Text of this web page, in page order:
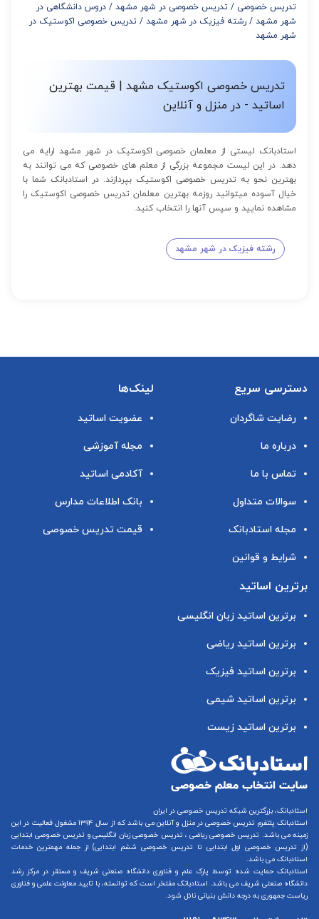
تدریس خصوصی / تدریس خصوصی در شهر مشهد / دروس دانشگاهی در
شهر مشهد / رشته فیزیک در شهر مشهد / تدریس خصوصی اکوستیک در
شهر مشهد
تدریس خصوصی اکوستیک مشهد | قیمت بهترین
اساتید - در منزل و آنلاین
استادبانک لیستی از معلمان خصوصی اکوستیک در شهر مشهد ارایه می
دهد. در این لیست مجموعه بزرگی از معلم های خصوصی که می توانند به
بهترین نحو به تدریس خصوصی اکوستیک بپردازند. در استادبانک شما با
خیال آسوده میتوانید روزمه بهترین معلمان تدریس خصوصی اکوستیک را
مشاهده نمایید و سپس آنها را انتخاب کنید.
رشته فیزیک در شهر مشهد
دسترسی سریع
رضایت شاگردان
درباره ما
تماس با ما
سوالات متداول
مجله استادبانک
شرایط و قوانین
لینک‌ها
عضویت اساتید
مجله آموزشی
آکادمی اساتید
بانک اطلاعات مدارس
قیمت تدریس خصوصی
برترین اساتید
برترین اساتید زبان انگلیسی
برترین اساتید ریاضی
برترین اساتید فیزیک
برترین اساتید شیمی
برترین اساتید زیست
استادبانک، بزرگترین شبکه تدریس خصوصی در ایران
استادبانک پلتفرم تدریس خصوصی در منزل و آنلاین
می باشد که از سال ۱۳۹۴ مشغول فعالیت در این
زمینه می باشد. تدریس خصوصی ریاضی ، تدریس خصوصی زبان انگلیسیو تدریس خصوصی ابتدایی
(از تدریس خصوصی اول ابتدایی تا تدریس خصوصی ششم ابتدایی) از جمله مهمترین خدمات
استادبانک می باشد.
استادبانک حمایت شده توسط پارک علم و فناوری دانشگاه صنعتی شریف و مستقر در مرکز رشد
دانشگاه صنعتی شریف می باشد. استادبانک مفتخر است که توانسته، با تایید معاونت علمی و فناوری
ریاست جمهوری به درجه دانش بنیانی نائل شود.